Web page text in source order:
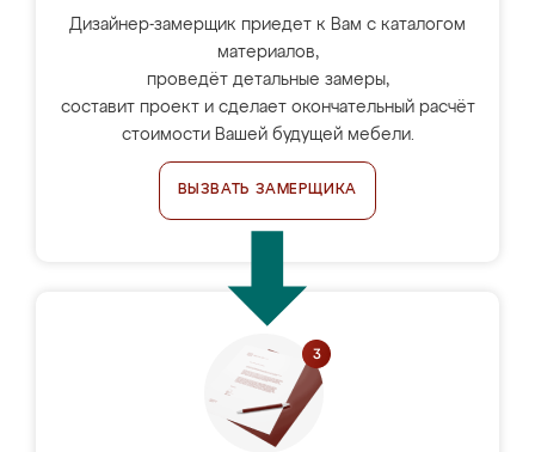
Дизайнер-замерщик приедет к Вам с каталогом
материалов,
проведёт детальные замеры,
составит проект и сделает окончательный расчёт
стоимости Вашей будущей мебели.
ВЫЗВАТЬ ЗАМЕРЩИКА